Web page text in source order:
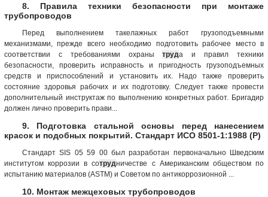
8. Правила техники безопасности при монтаже
трубопроводов
Перед выполнением такелажных работ грузоподъемными
механизмами, прежде всего необходимо подготовить рабочее место в
соответствии с требованиями охранытруда и правил техники
безопасности, проверить исправность и пригодность грузоподъемных
средств и приспособлений и установить их. Надо также проверить
состояние здоровья рабочих и их подготовку. Следует также провести
дополнительный инструктаж по выполнению конкретных работ. Бригадир
должен лично проверить прави...
9. Подготовка стальной основы перед нанесением
красок и подобных покрытий. Стандарт ИСО 8501-1:1988 (Р)
Стандарт SIS 05 59 00 был разработан первоначально Шведским
институтом коррозии в сотрудничестве с Американским обществом по
испытанию материалов (ASTM) и Советом по антикоррозионной ...
10. Монтаж межцеховых трубопроводов